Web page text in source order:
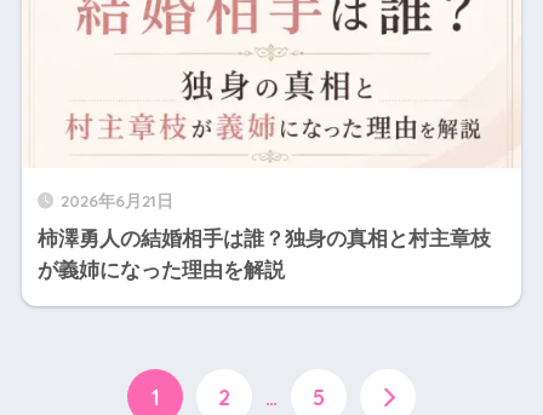
2026年6月21日
柿澤勇人の結婚相手は誰？独身の真相と村主章枝
が義姉になった理由を解説
1 2 … 5